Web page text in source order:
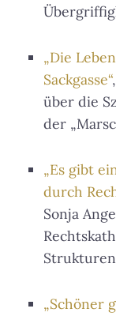
„Die
Sackgasse“
über die
der
„Es gibt
durch
Sonja
„Schöner